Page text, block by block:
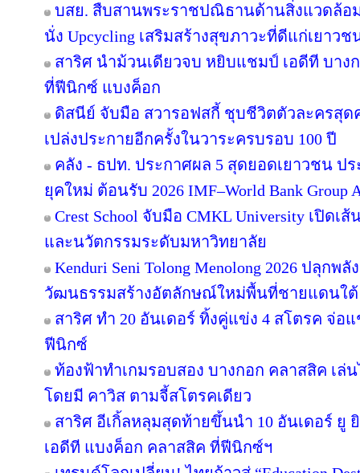
บสย. สืบสานพระราชปณิธานด้านสิ่งแวดล้อ
นั่ง Upcycling เสริมสร้างสุขภาวะที่ดีแก่เยาวช
สาริศ นำม้วนเดียวจบ หยิบแชมป์ เอดีที บาง
ที่ฟีนิกซ์ แบงค็อก
ดิสนีย์ จับมือ สวารอฟสกี้ ชุบชีวิตตัวละครสุด
เปล่งประกายอีกครั้งในวาระครบรอบ 100 ปี
คลัง - ธปท. ประกาศผล 5 สุดยอดเยาวชน ป
ยุคใหม่ ต้อนรับ 2026 IMF–World Bank Group
Crest School จับมือ CMKL University เปิด
และนวัตกรรมระดับมหาวิทยาลัย
Kenduri Seni Tolong Menolong 2026 ปลุก
วัฒนธรรมสร้างอัตลักษณ์ใหม่พื้นที่ชายแดนใต้
สาริศ ทำ 20 อันเดอร์ ทิ้งคู่แข่ง 4 สโตรค จ่
ฟีนิกซ์
ท้องฟ้าทำเกมรอบสอง บางกอก คลาสสิค เล่
โดยมี คาวิส ตามจี้สโตรคเดียว
สาริศ อีเกิ้ลหลุมสุดท้ายขึ้นนำ 10 อันเดอร์ ยู
เอดีที แบงค็อก คลาสสิค ที่ฟีนิกซ์ฯ